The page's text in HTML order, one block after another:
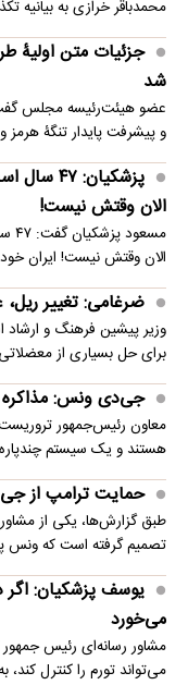
محمدباقر خرازی به بیانیه
جزئیات متن اولیۀ
شد
عضو هیئت‌رئیسه مجلس گفت:
و پیشرفت پایدار تنگۀ
الان وقتش نیست!
الان وقتش نیست! ایران
ضرغامی: تغییر
وزیر پیشین فرهنگ و
برای حل بسیاری از
جی‌دی ونس: مذاکره
معاون رئیس‌جمهور تروریست
هستند و یک سیستم
حمایت ترامپ از جی
طبق گزارش‌ها، یکی از
تصمیم گرفته است که ونس
یوسف پزشکیان:
می‌خورد
مشاور رسانه‌ای رئیس
می‌تواند تورم را کنترل کند،